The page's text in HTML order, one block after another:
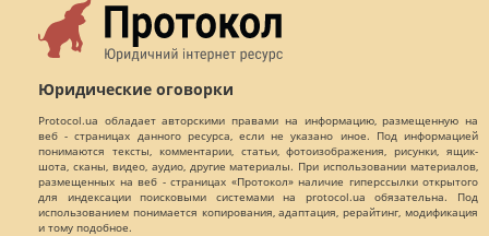
Юридические оговорки
Protocol.ua обладает авторскими правами на информацию, размещенную на
веб - страницах данного ресурса, если не указано иное. Под информацией
понимаются тексты, комментарии, статьи, фотоизображения, рисунки, ящик-
шота, сканы, видео, аудио, другие материалы. При использовании материалов,
размещенных на веб - страницах «Протокол» наличие гиперссылки открытого
для индексации поисковыми системами на protocol.ua обязательна. Под
использованием понимается копирования, адаптация, рерайтинг, модификация
и тому подобное.